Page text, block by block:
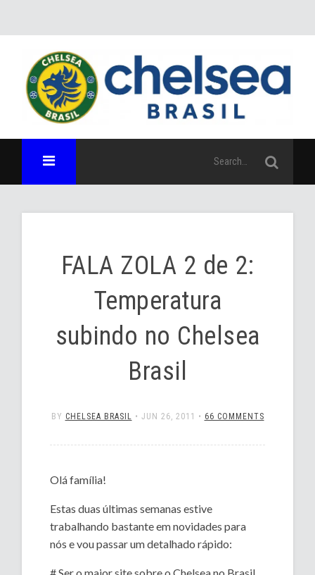
FALA ZOLA 2 de 2:
Temperatura
subindo no Chelsea
Brasil
BY CHELSEA BRASIL • JUN 26, 2011 • 66 COMMENTS
Olá família!
Estas duas últimas semanas estive
trabalhando bastante em novidades para
nós e vou passar um detalhado rápido: